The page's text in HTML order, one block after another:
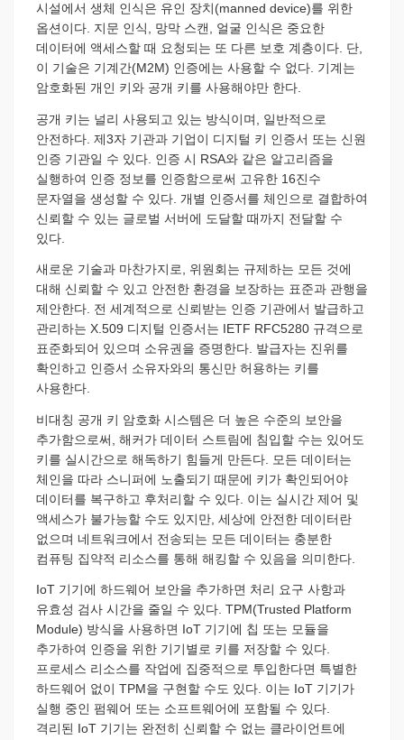
시설에서 생체 인식은 유인 장치(manned device)를 위한
옵션이다. 지문 인식, 망막 스캔, 얼굴 인식은 중요한
데이터에 액세스할 때 요청되는 또 다른 보호 계층이다. 단,
이 기술은 기계간(M2M) 인증에는 사용할 수 없다. 기계는
암호화된 개인 키와 공개 키를 사용해야만 한다.
공개 키는 널리 사용되고 있는 방식이며, 일반적으로
안전하다. 제3자 기관과 기업이 디지털 키 인증서 또는 신원
인증 기관일 수 있다. 인증 시 RSA와 같은 알고리즘을
실행하여 인증 정보를 인증함으로써 고유한 16진수
문자열을 생성할 수 있다. 개별 인증서를 체인으로 결합하여
신뢰할 수 있는 글로벌 서버에 도달할 때까지 전달할 수
있다.
새로운 기술과 마찬가지로, 위원회는 규제하는 모든 것에
대해 신뢰할 수 있고 안전한 환경을 보장하는 표준과 관행을
제안한다. 전 세계적으로 신뢰받는 인증 기관에서 발급하고
관리하는 X.509 디지털 인증서는 IETF RFC5280 규격으로
표준화되어 있으며 소유권을 증명한다. 발급자는 진위를
확인하고 인증서 소유자와의 통신만 허용하는 키를
사용한다.
비대칭 공개 키 암호화 시스템은 더 높은 수준의 보안을
추가함으로써, 해커가 데이터 스트림에 침입할 수는 있어도
키를 실시간으로 해독하기 힘들게 만든다. 모든 데이터는
체인을 따라 스니퍼에 노출되기 때문에 키가 확인되어야
데이터를 복구하고 후처리할 수 있다. 이는 실시간 제어 및
액세스가 불가능할 수도 있지만, 세상에 안전한 데이터란
없으며 네트워크에서 전송되는 모든 데이터는 충분한
컴퓨팅 집약적 리소스를 통해 해킹할 수 있음을 의미한다.
IoT 기기에 하드웨어 보안을 추가하면 처리 요구 사항과
유효성 검사 시간을 줄일 수 있다. TPM(Trusted Platform
Module) 방식을 사용하면 IoT 기기에 칩 또는 모듈을
추가하여 인증을 위한 기기별로 키를 저장할 수 있다.
프로세스 리소스를 작업에 집중적으로 투입한다면 특별한
하드웨어 없이 TPM을 구현할 수도 있다. 이는 IoT 기기가
실행 중인 펌웨어 또는 소프트웨어에 포함될 수 있다.
격리된 IoT 기기는 완전히 신뢰할 수 없는 클라이언트에